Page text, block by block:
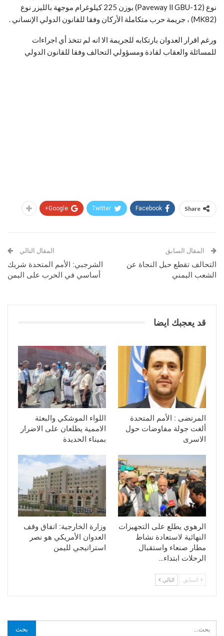
نوع (Paveway ll GBU-12) بوزن 225 كيلوغرام موجهة بالليزر نوع
(MK82) ، جريمة حرب متكاملة الأركان وفقا للقانون الدولي الإنساني .
ورغم اقرار العدوان بارتكابه للجريمة الا انه لم تتخذ أي اجراءات
للمسائلة والعقاب لقادة ومسؤولي التحالف وفقا للقانون الدولي
Share
Facebook
Twitter
Google+
المقال السابق
التحالف تقطع حبل النجاة عن
الشعب اليمني
المقال التالي
الشرجبي: الأمم المتحدة شريك
أساسي في الحرب على اليمن
قد يعجبك ايضا
المرتضى : الأمم المتحدة
ألغت جولة مفاوضات حول
الاسرى
اللواء الموشكي والبعثة
الاممية يطلعان على الاضرار
بميناء الحديدة
الرهوي يطلع على التجهيزات
النهائية لاستعادة نشاط
مطار صنعاء واستقبال
الرحلات ابتداء…
وزارة الخارجية: اتفاق وقف
العدوان الأمريكي هو نصر
استراتيجي لليمن
السابق التالي